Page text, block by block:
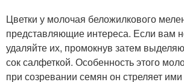
Цветки у молочая беложилкового
представляющие интереса. Если вам
удаляйте их, промокнув затем
сок салфеткой. Особенность этого
при созревании семян он стреляет